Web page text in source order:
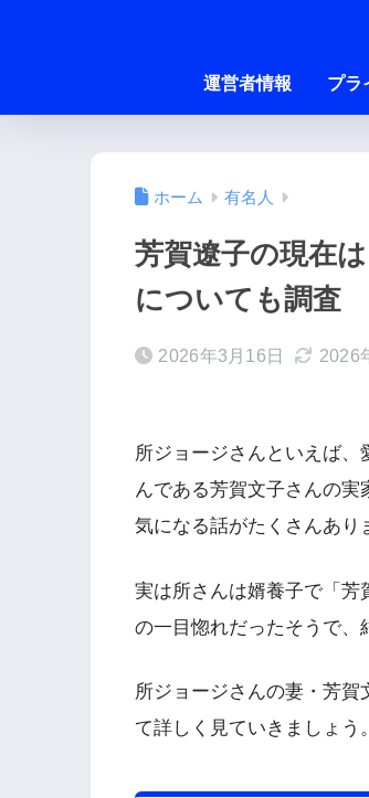
運営者情報 プラ
ホーム 有名人
芳賀遼子の現在
についても調査
2026年3月16日 2026
所ジョージさんといえば、
んである芳賀文子さんの実
気になる話がたくさんあり
実は所さんは婿養子で「芳
の一目惚れだったそうで、
所ジョージさんの妻・芳
て詳しく見ていきましょう。